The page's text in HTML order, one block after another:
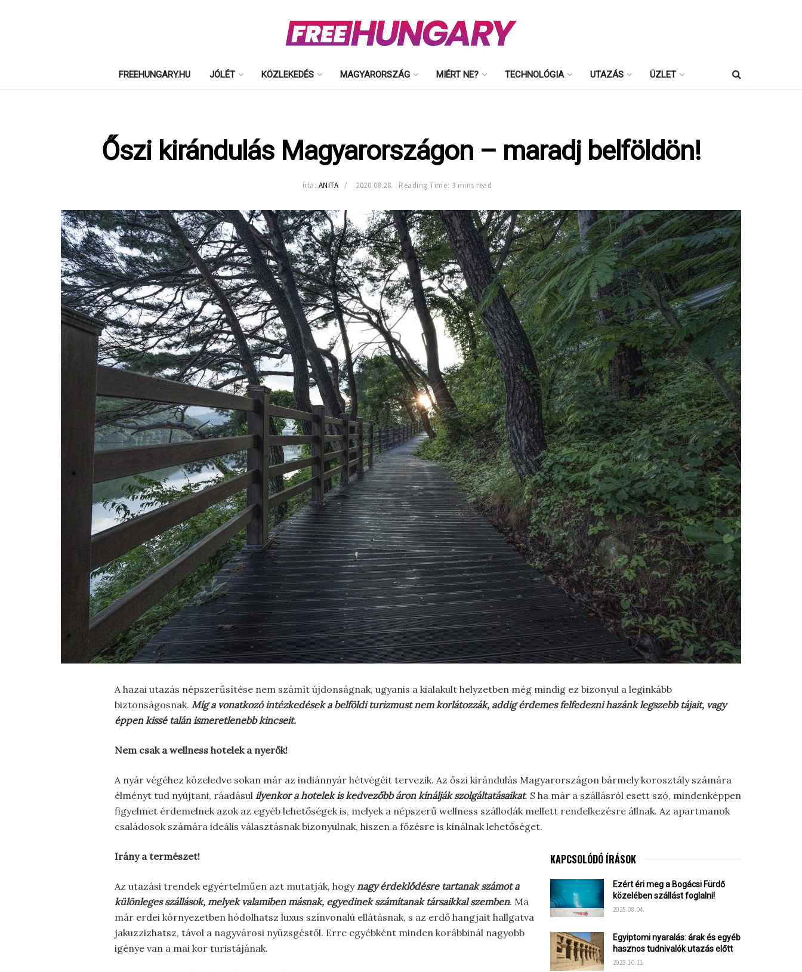
FREEHUNGARY.HU JÓLÉT KÖZLEKEDÉS MAGYARORSZÁG MIÉRT NE? TECHNOLÓGIA UTAZÁS ÜZLET
Őszi kirándulás Magyarországon – maradj belföldön!
írta: ANITA 2020.08.28. Reading Time: 3 mins read
A hazai utazás népszerűsítése nem számít újdonságnak, ugyanis a kialakult helyzetben még mindig ez bizonyul a leginkább
biztonságosnak. Míg a vonatkozó intézkedések a belföldi turizmust nem korlátozzák, addig érdemes felfedezni hazánk legszebb tájait, vagy
éppen kissé talán ismeretlenebb kincseit.
Nem csak a wellness hotelek a nyerők!
A nyár végéhez közeledve sokan már az indiánnyár hétvégéit tervezik. Az őszi kirándulás Magyarországon bármely korosztály számára
élményt tud nyújtani, ráadásul ilyenkor a hotelek is kedvezőbb áron kínálják szolgáltatásaikat. S ha már a szállásról esett szó, mindenképpen
figyelmet érdemelnek azok az egyéb lehetőségek is, melyek a népszerű wellness szállodák mellett rendelkezésre állnak. Az apartmanok
családosok számára ideális választásnak bizonyulnak, hiszen a főzésre is kínálnak lehetőséget.
KAPCSOLÓDÓ ÍRÁSOK
Ezért éri meg a Bogácsi Fürdő
közelében szállást foglalni!
2025.08.04.
Egyiptomi nyaralás: árak és egyéb
hasznos tudnivalók utazás előtt
2023.10.11.
Irány a természet!
Az utazási trendek egyértelműen azt mutatják, hogynagy érdeklődésre tartanak számot a
különleges szállások, melyek valamiben másnak, egyedinek számítanak társaikkal szemben. Ma
már erdei környezetben hódolhatsz luxus színvonalú ellátásnak, s az erdő hangjait hallgatva
jakuzzizhatsz, távol a nagyvárosi nyüzsgéstől. Erre egyébként minden korábbinál nagyobb
igénye van a mai kor turistájának.